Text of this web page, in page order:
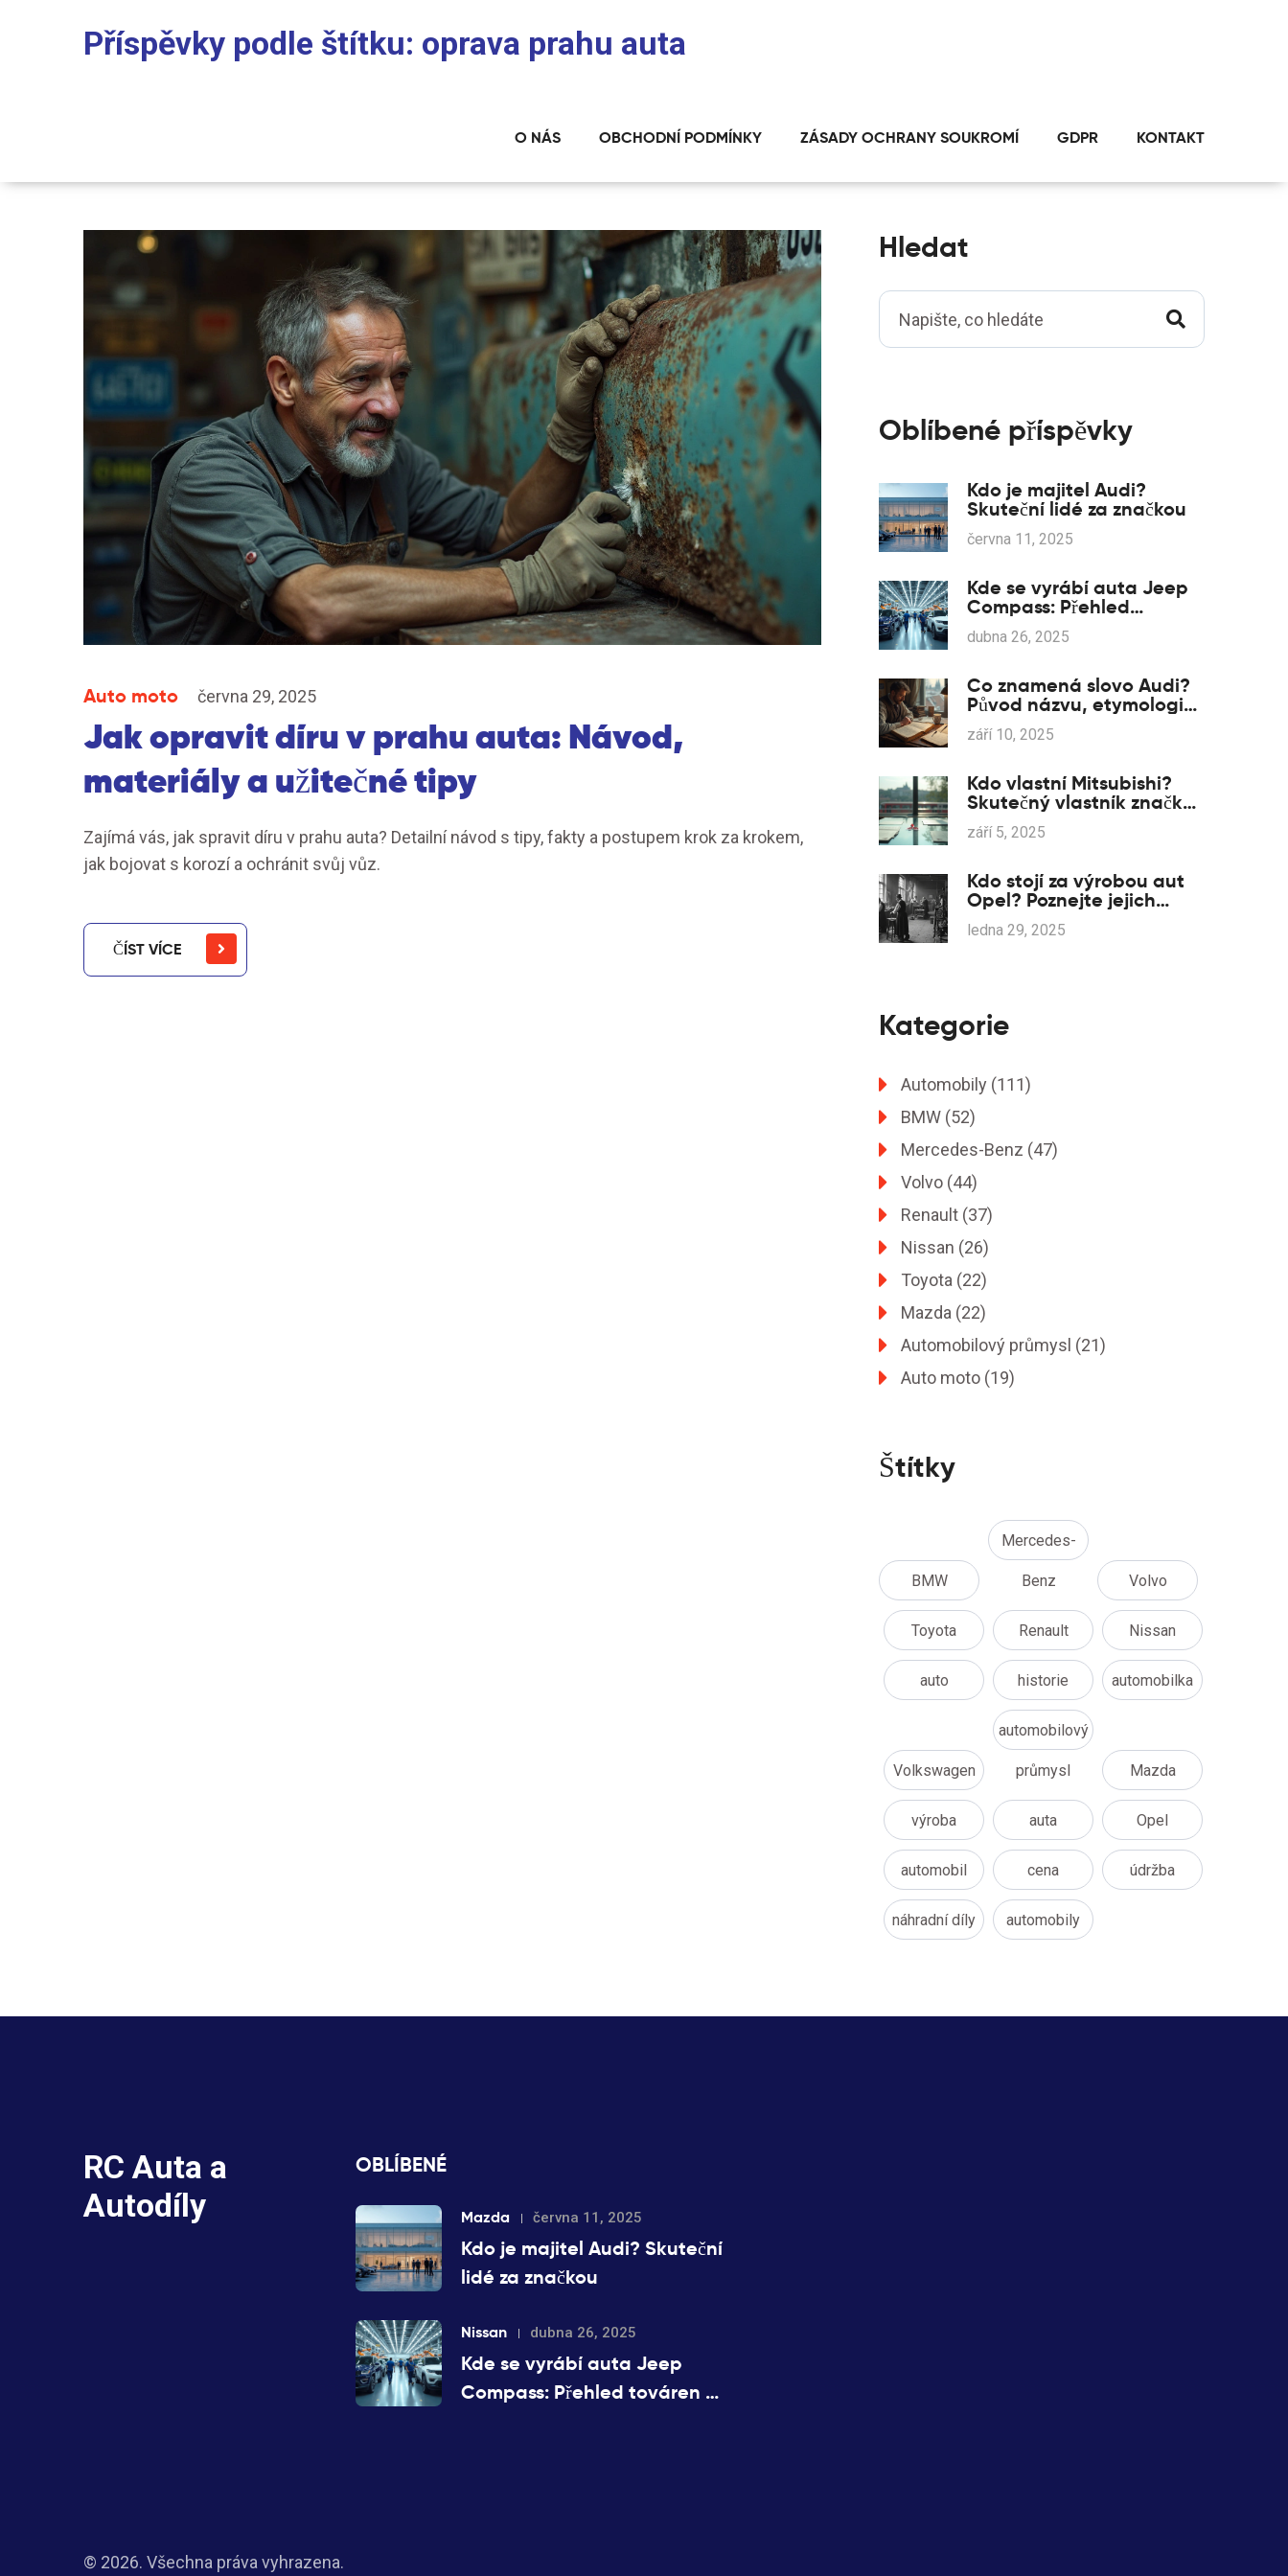
Příspěvky podle štítku: oprava prahu auta
O NÁS OBCHODNÍ PODMÍNKY ZÁSADY OCHRANY SOUKROMÍ GDPR KONTAKT
Auto moto června 29, 2025
Jak opravit díru v prahu auta: Návod,
materiály a užitečné tipy
Zajímá vás, jak spravit díru v prahu auta? Detailní návod s tipy, fakty a postupem krok za krokem,
jak bojovat s korozí a ochránit svůj vůz.
ČÍST VÍCE
Hledat
Oblíbené příspěvky
Kdo je majitel Audi?
Skuteční lidé za značkou
června 11, 2025
Kde se vyrábí auta Jeep
Compass: Přehled
továren a co znamenají
pro řidiče
dubna 26, 2025
Co znamená slovo Audi?
Původ názvu, etymologie
a příběh čtyř kruhů
září 10, 2025
Kdo vlastní Mitsubishi?
Skutečný vlastník značky
a Mitsubishi Motors (2025)
září 5, 2025
Kdo stojí za výrobou aut
Opel? Poznejte jejich
historii a současnost
ledna 29, 2025
Kategorie
Automobily (111)
BMW (52)
Mercedes-Benz (47)
Volvo (44)
Renault (37)
Nissan (26)
Toyota (22)
Mazda (22)
Automobilový průmysl (21)
Auto moto (19)
Štítky
BMW
Mercedes-
Benz Volvo
Toyota Renault Nissan
auto historie automobilka
Volkswagen
automobilový
průmysl Mazda
výroba auta Opel
automobil cena údržba
náhradní díly automobily
RC Auta a
Autodíly
OBLÍBENÉ
Mazda června 11, 2025
Kdo je majitel Audi? Skuteční
lidé za značkou
Nissan dubna 26, 2025
Kde se vyrábí auta Jeep
Compass: Přehled továren a
© 2026. Všechna práva vyhrazena.